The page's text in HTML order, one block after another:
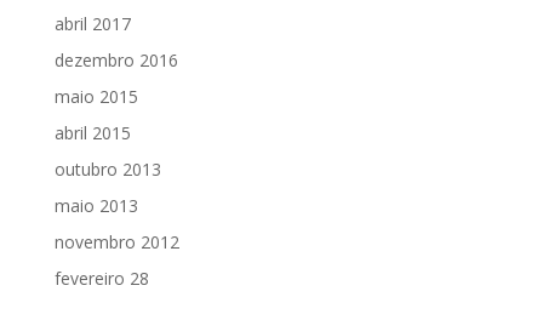
abril 2017
dezembro 2016
maio 2015
abril 2015
outubro 2013
maio 2013
novembro 2012
fevereiro 28